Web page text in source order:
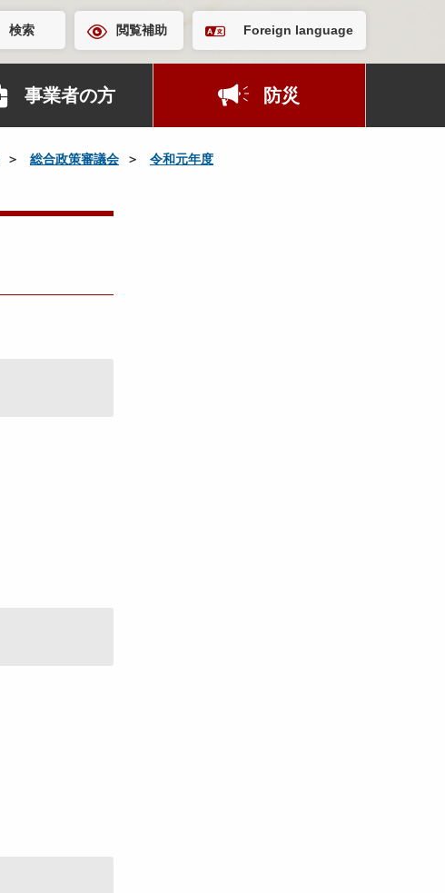
検索 閲覧補助 Foreign language
事業者の方 防災
総合政策審議会
令和元年度